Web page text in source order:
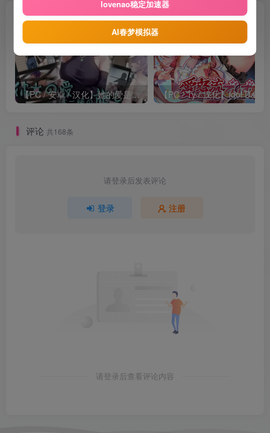
【PC / 安卓 / 汉化】她的爱是一种施舍 / 彼女の愛は一種の施し 【PC / Ty / 汉化】Idol Days
评论 共168条
请登录后发表评论
登录 注册
请登录后查看评论内容
lovenao稳定加速器
AI春梦模拟器